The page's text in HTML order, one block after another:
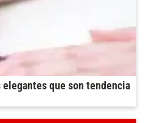
elegantes que son tendencia